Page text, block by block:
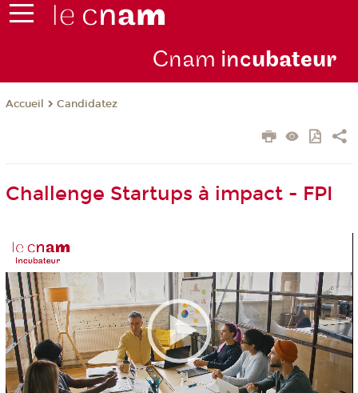
Cnam incubateur
Accueil Candidatez
Challenge Startups à impact - FPI